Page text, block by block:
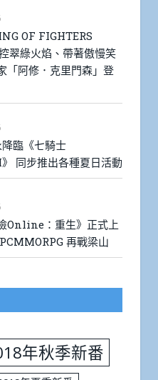
OF FIGHTERS
翠綠火焰、帶著傲慢笑
「阿修．克里門森」登
臨《七騎士
同步推出各種夏日活動
Online：重生》正式上
再戰梁山
年秋季新番